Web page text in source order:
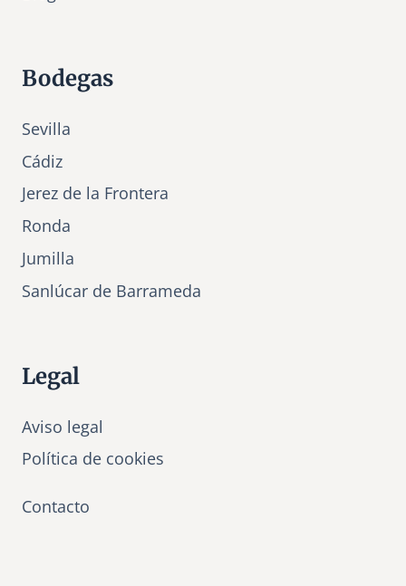
Bodegas
Sevilla
Cádiz
Jerez de la Frontera
Ronda
Jumilla
Sanlúcar de Barrameda
Legal
Aviso legal
Política de cookies
Contacto